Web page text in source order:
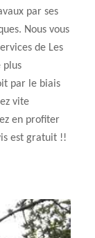
par ses
Nous vous
de Les
plus
par le biais
vite
en profiter
est gratuit !!